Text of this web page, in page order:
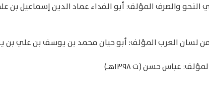
النحو والصرف المؤلف: أبو الفداء عماد الدين إسماعيل